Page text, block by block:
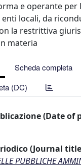
e operante per
locali, da
la restrittiva
materia
Scheda completa
(DC)
(Date of
(Journal
PUBBLICHE